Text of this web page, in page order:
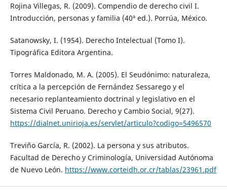
Rojina Villegas, R. (2009). Compendio de derecho civil I.
Introducción, personas y familia (40ª ed.). Porrúa, México.
Satanowsky, I. (1954). Derecho Intelectual (Tomo I).
Tipográfica Editora Argentina.
Torres Maldonado, M. A. (2005). El Seudónimo: naturaleza,
crítica a la percepción de Fernández Sessarego y el
necesario replanteamiento doctrinal y legislativo en el
Sistema Civil Peruano. Derecho y Cambio Social, 9(27).
https://dialnet.unirioja.es/servlet/articulo?codigo=5496570
Treviño García, R. (2002). La persona y sus atributos.
Facultad de Derecho y Criminología, Universidad Autónoma
de Nuevo León. https://www.corteidh.or.cr/tablas/23961.pdf